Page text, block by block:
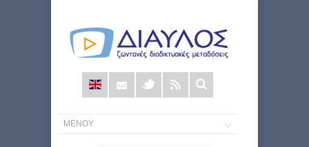
Φόρμα
αναζήτησης